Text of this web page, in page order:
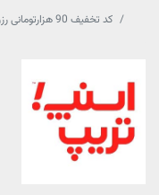
کد تخفیف 90 هزارتومانی رزرو هتل داخلی اسنپ تریپ